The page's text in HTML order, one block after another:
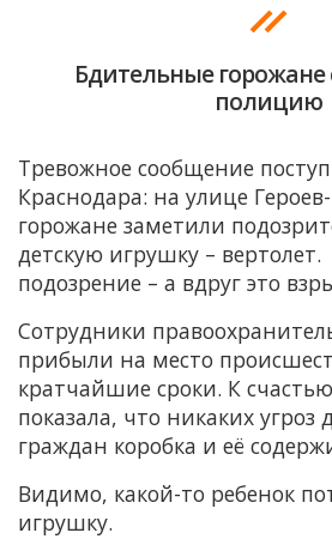
Бдительные
полицию
Тревожное сообщение
Краснодара: на улице
горожане заметили
детскую игрушку –
подозрение – а вдруг это
Сотрудники
прибыли на место
кратчайшие сроки. К
показала, что никаких угроз
граждан коробка и её
Видимо, какой-то ребенок
игрушку.